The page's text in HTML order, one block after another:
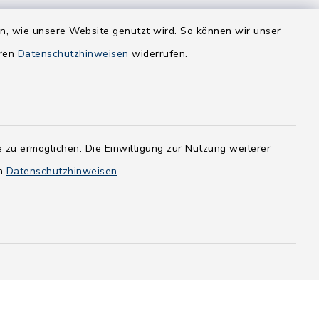
wie unsere Website genutzt wird. So können wir unser
Datenschutzhinweisen widerrufen.
ermöglichen. Die Einwilligung zur Nutzung weiterer
Datenschutzhinweisen.